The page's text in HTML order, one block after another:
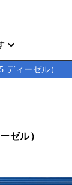
ディーゼル）
ゼル）